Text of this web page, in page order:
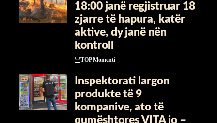
18:00 janë regjistruar 18
zjarre të hapura, katër
aktive, dy janë nën
kontroll
TOP Momenti
Inspektorati largon
produkte të 9
kompanive, ato të
qumështores VITA jo –